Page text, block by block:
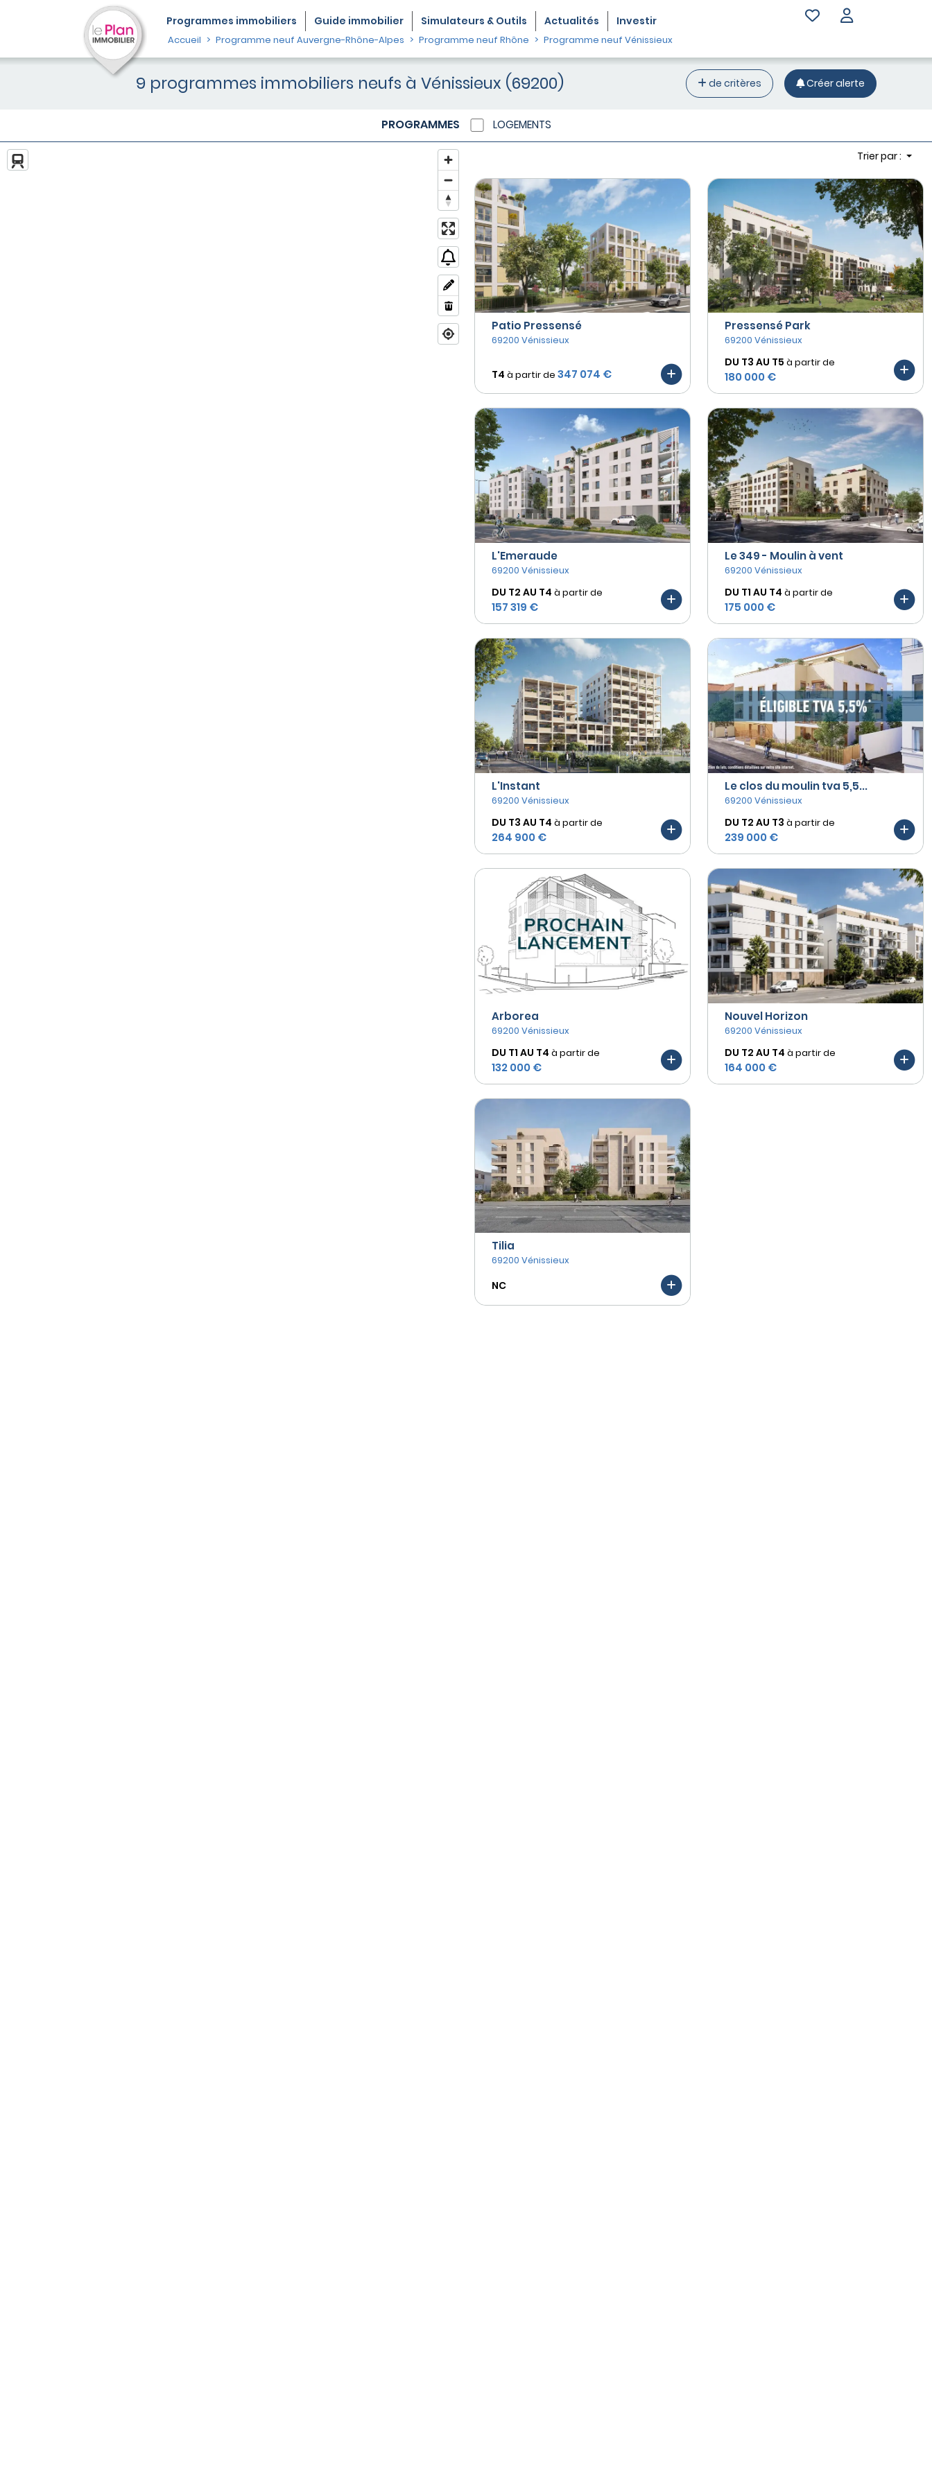
Programmes immobiliers Guide immobilier Simulateurs & Outils Actualités Investir
Accueil Programme neuf Auvergne-Rhône-Alpes Programme neuf Rhône Programme neuf Vénissieux
9 programmes immobiliers neufs à Vénissieux (69200) de critères Créer alerte
PROGRAMMES LOGEMENTS
Trier par :
Patio Pressensé
69200 Vénissieux
T4 à partir de 347 074 €
Pressensé Park
69200 Vénissieux
DU T3 AU T5 à partir de
180 000 €
L'Emeraude
69200 Vénissieux
DU T2 AU T4 à partir de
157 319 €
Le 349 - Moulin à vent
69200 Vénissieux
DU T1 AU T4 à partir de
175 000 €
L'Instant
69200 Vénissieux
DU T3 AU T4 à partir de
264 900 €
Le clos du moulin tva 5,5...
69200 Vénissieux
DU T2 AU T3 à partir de
239 000 €
Arborea
69200 Vénissieux
DU T1 AU T4 à partir de
132 000 €
Nouvel Horizon
69200 Vénissieux
DU T2 AU T4 à partir de
164 000 €
Tilia
69200 Vénissieux
NC